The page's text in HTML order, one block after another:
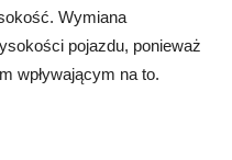
Wymiana
pojazdu, ponieważ
wpływającym na to.